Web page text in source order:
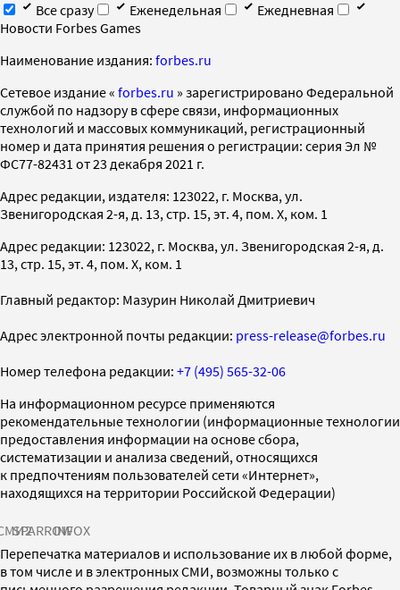
Все сразу
Еженедельная
Ежедневная
Новости Forbes Games
Наименование издания: forbes.ru
Cетевое издание « forbes.ru » зарегистрировано Федеральной
службой по надзору в сфере связи, информационных
технологий и массовых коммуникаций, регистрационный
номер и дата принятия решения о регистрации: серия Эл №
ФС77-82431 от 23 декабря 2021 г.
Адрес редакции, издателя: 123022, г. Москва, ул.
Звенигородская 2-я, д. 13, стр. 15, эт. 4, пом. X, ком. 1
Адрес редакции: 123022, г. Москва, ул. Звенигородская 2-я, д.
13, стр. 15, эт. 4, пом. X, ком. 1
Главный редактор: Мазурин Николай Дмитриевич
Адрес электронной почты редакции: press-release@forbes.ru
Номер телефона редакции: +7 (495) 565-32-06
На информационном ресурсе применяются
рекомендательные технологии (информационные технологии
предоставления информации на основе сбора,
систематизации и анализа сведений, относящихся
к предпочтениям пользователей сети «Интернет»,
находящихся на территории Российской Федерации)
SPARROWINFOX
Перепечатка материалов и использование их в любой форме,
в том числе и в электронных СМИ, возможны только с